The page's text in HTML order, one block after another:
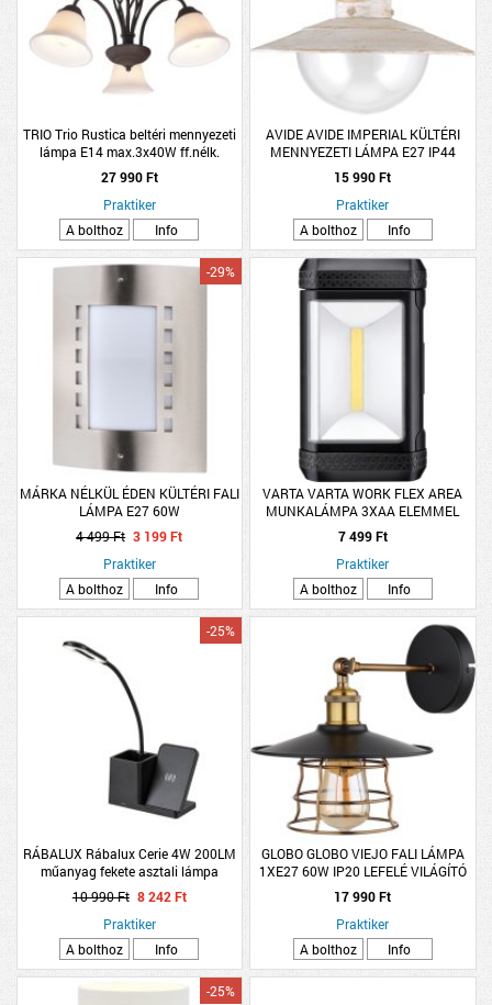
TRIO Trio Rustica beltéri mennyezeti
lámpa E14 max.3x40W ff.nélk.
42,5x55cm fém, alabástrom
27 990 Ft
Praktiker
A bolthoz
Info
AVIDE AVIDE IMPERIAL KÜLTÉRI
MENNYEZETI LÁMPA E27 IP44
24X24X22CM ANTIK FEHÉR
15 990 Ft
Praktiker
A bolthoz
Info
MÁRKA NÉLKÜL ÉDEN KÜLTÉRI FALI
LÁMPA E27 60W
-29%
4 499 Ft 3 199 Ft
Praktiker
A bolthoz
Info
VARTA VARTA WORK FLEX AREA
MUNKALÁMPA 3XAA ELEMMEL
7 499 Ft
Praktiker
A bolthoz
Info
RÁBALUX Rábalux Cerie 4W 200LM
műanyag fekete asztali lámpa
-25%
10 990 Ft 8 242 Ft
Praktiker
A bolthoz
Info
GLOBO GLOBO VIEJO FALI LÁMPA
1XE27 60W IP20 LEFELÉ VILÁGÍTÓ
20X28 CM MATT FEKETE-ANTIK
RÉZ FÉMHÁLÓS
17 990 Ft
Praktiker
A bolthoz
Info
-25%